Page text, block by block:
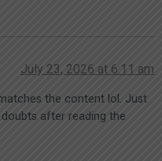
July 23, 2026 at 6:11 am
the content lol. Just
after reading the